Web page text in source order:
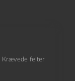
Krævede felter